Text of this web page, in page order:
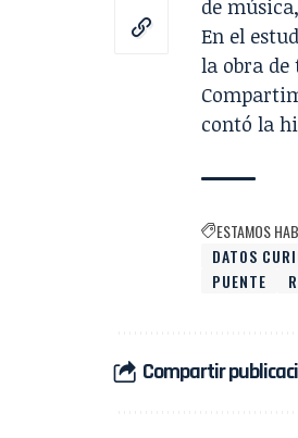
de
En el
la obra de
contó la
ESTAMOS
DATOS
PUENTE
Compartir